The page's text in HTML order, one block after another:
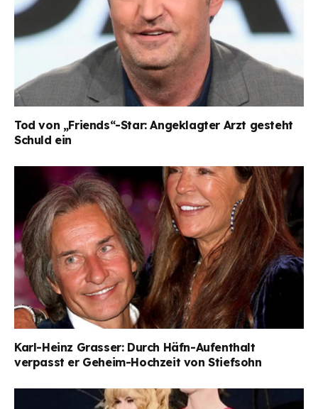
Tod von „Friends“-Star: Angeklagter Arzt gesteht
Schuld ein
Karl-Heinz Grasser: Durch Häfn-Aufenthalt
verpasst er Geheim-Hochzeit von Stiefsohn